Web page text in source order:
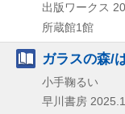
出版ワークス
所蔵館1館
ガラスの森/
小手鞠るい
早川書房